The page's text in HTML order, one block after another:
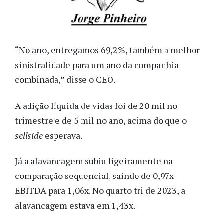
“No ano, entregamos 69,2%, também a melhor
sinistralidade para um ano da companhia
combinada,” disse o CEO.
A adição líquida de vidas foi de 20 mil no
trimestre e de 5 mil no ano, acima do que o
sellside esperava.
Já a alavancagem subiu ligeiramente na
comparação sequencial, saindo de 0,97x
EBITDA para 1,06x. No quarto tri de 2023, a
alavancagem estava em 1,43x.